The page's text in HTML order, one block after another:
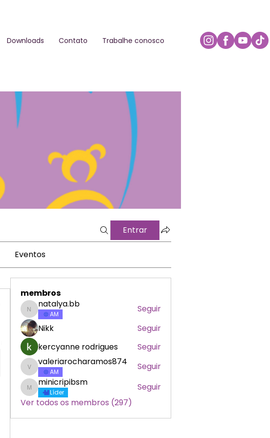
Downloads Contato Trabalhe conosco
Entrar
Eventos
membros
natalya.bb
natalya.bb
AM
Seguir
Nikk
Seguir
kercyanne rodrigues
Seguir
valeriarocharamos874
valeriarocharamos874
AM Seguir
minicripibsm
minicripibsm
Líder
Seguir
Ver todos os membros (297)